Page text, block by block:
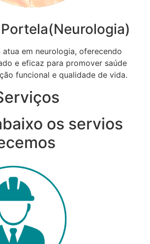
atua em neurologia, oferecendo
e eficaz para promover saúde
funcional e qualidade de vida.
os servios